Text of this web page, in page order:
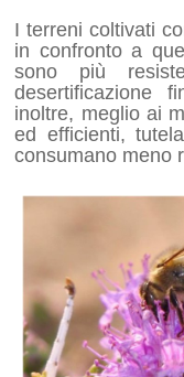
I terreni coltivati
in confronto a
sono più
desertificazione
inoltre, meglio ai
ed efficienti,
consumano meno